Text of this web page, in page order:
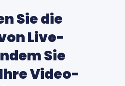
Sie die
Live-
Sie
Video-